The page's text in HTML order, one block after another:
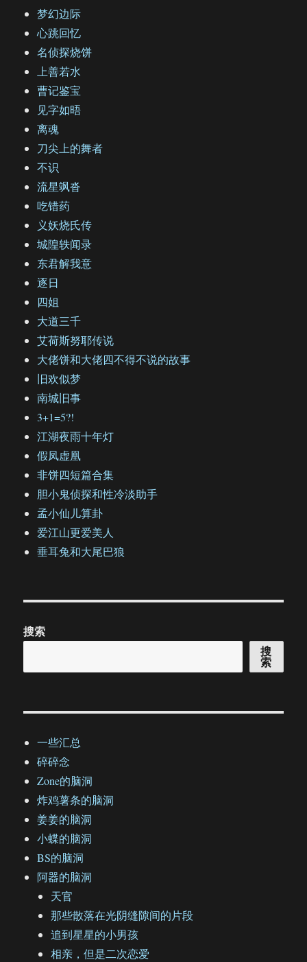
梦幻边际
心跳回忆
名侦探烧饼
上善若水
曹记鉴宝
见字如晤
离魂
刀尖上的舞者
不识
流星飒沓
吃错药
义妖烧氏传
城隍轶闻录
东君解我意
逐日
四姐
大道三千
艾荷斯努耶传说
大佬饼和大佬四不得不说的故事
旧欢似梦
南城旧事
3+1=5?!
江湖夜雨十年灯
假凤虚凰
非饼四短篇合集
胆小鬼侦探和性冷淡助手
孟小仙儿算卦
爱江山更爱美人
垂耳兔和大尾巴狼
搜索
搜
索
一些汇总
碎碎念
Zone的脑洞
炸鸡薯条的脑洞
姜姜的脑洞
小蝶的脑洞
BS的脑洞
阿器的脑洞
天官
那些散落在光阴缝隙间的片段
追到星星的小男孩
相亲，但是二次恋爱